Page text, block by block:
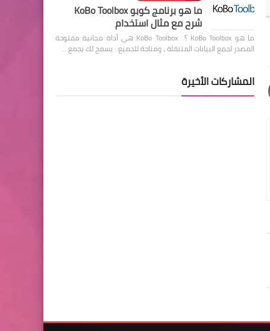
ما هو برنامج كوبو KoBo Toolbox
شرح مع مثال استخدام
ما هو KoBo Toolbox ؟ KoBo Toolbox هي أداة مجانية مفتوحة
المصدر لجمع البيانات المتنقلة ، ومتاحة للجميع. يسمح لك بجمع …
المشاركات الأخيرة